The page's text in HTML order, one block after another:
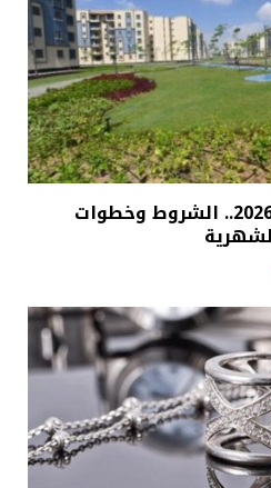
شقق الإيجار التمليكي 2026.. الشروط وخطوات